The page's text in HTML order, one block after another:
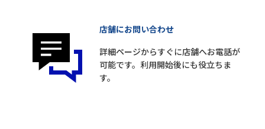
店舗にお問い合わせ
詳細ページからすぐに店舗へお電話が
可能です。利用開始後にも役立ちま
す。